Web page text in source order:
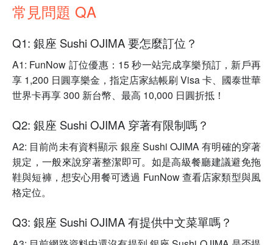
常見問題 QA
Q1: 銀座 Sushi OJIMA 要怎麼訂位？
A1: FunNow 訂位優惠：15 秒一站完成享樂預訂，新戶再
享 1,200 日圓享樂金，指定店家結帳刷 Visa 卡、國泰世華
世界卡再享 300 新台幣、最高 10,000 日圓折抵！
Q2: 銀座 Sushi OJIMA 穿著有限制嗎？
A2: 目前尚未有資料顯示 銀座 Sushi OJIMA 有明確的穿著
規定，一般來說穿著整潔即可。如是高級餐廳建議避免拖
鞋與短褲，想安心用餐可透過 FunNow 查看店家類型與風
格定位。
Q3: 銀座 Sushi OJIMA 有提供中文菜單嗎？